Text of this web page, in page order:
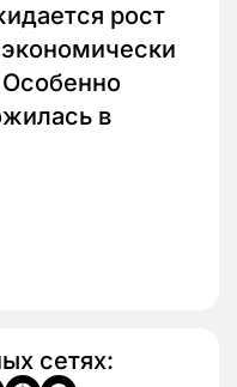
рост
Особенно
в
сетях: